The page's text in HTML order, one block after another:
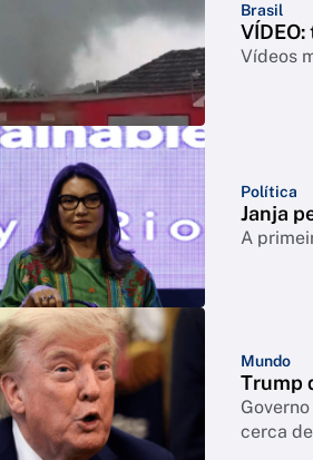
Brasil
Vídeos
Política
Janja
A
Mundo
Trump
cerca